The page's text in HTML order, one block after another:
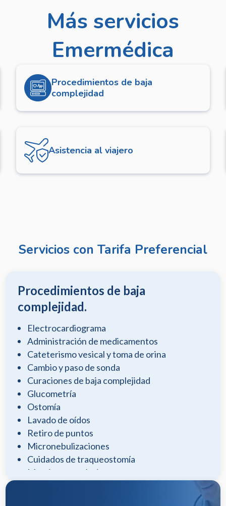
Más servicios
Emermédica
Procedimientos de baja
complejidad
Asistencia al viajero
Servicios con Tarifa Preferencial
Procedimientos de baja
complejidad.
Electrocardiograma
Administración de medicamentos
Cateterismo vesical y toma de orina
Cambio y paso de sonda
Curaciones de baja complejidad
Glucometría
Ostomía
Lavado de oídos
Retiro de puntos
Micronebulizaciones
Cuidados de traqueostomía
Masajes terapéuticos